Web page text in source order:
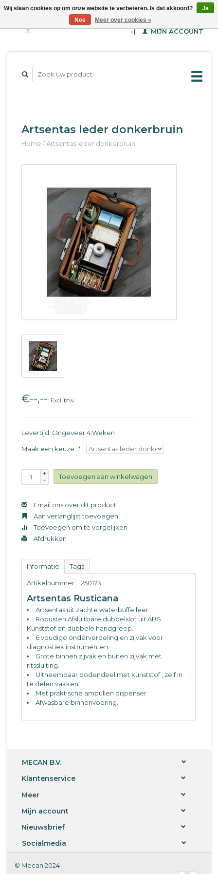
WINKELWAGEN (€--,-
-)
MIJN ACCOUNT
Artsentas leder donkerbruin
Home /Artsentas leder donkerbruin
€--,-- Excl. btw
Levertijd: Ongeveer 4 Weken
Maak een keuze: *
+
-
Toevoegen aan winkelwagen
Email ons over dit product
Aan verlanglijst toevoegen
Toevoegen om te vergelijken
Afdrukken
Informatie Tags
Artikelnummer: 250173
Artsentas Rusticana
Artsentas uit zachte waterbuffelleer
Robusten Afsluitbare dubbelslot uit ABS
Kunststof en dubbele handgreep.
6 voudige onderverdeling en zijvak voor
diagnostiek instrumenten.
Grote binnen zijvak en buiten zijvak met
ritssluiting.
Uitneembaar bodendeel met kunststof , zelf in
te delen vakken.
Met praktische ampullen dispenser.
Afwasbare binnenvoering.
MECAN B.V.
Klantenservice
Meer
Mijn account
Nieuwsbrief
Socialmedia
Wij slaan cookies op om onze website te verbeteren. Is dat akkoord?
Ja
Nee
Meer over cookies »